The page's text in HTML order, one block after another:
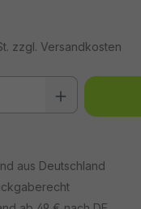
zzgl. Versandkosten
den gewünschten Wert
aus Deutschland